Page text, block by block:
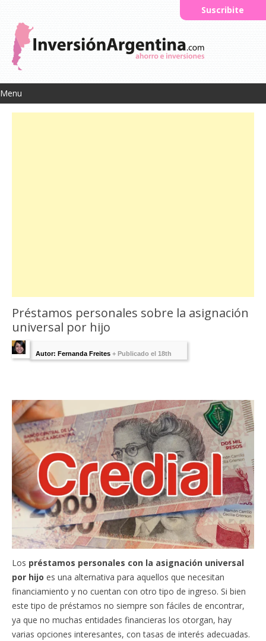
Menu
Suscribite
Préstamos personales sobre la asignación
universal por hijo
Autor: Fernanda Freites + Publicado el 18th
Los préstamos personales con la asignación universal
por hijo es una alternativa para aquellos que necesitan
financiamiento y no cuentan con otro tipo de ingreso. Si bien
este tipo de préstamos no siempre son fáciles de encontrar,
ya que no muchas entidades financieras los otorgan, hay
varias opciones interesantes, con tasas de interés adecuadas.